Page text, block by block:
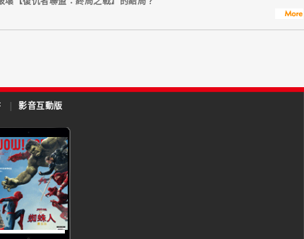
| 影音互動版